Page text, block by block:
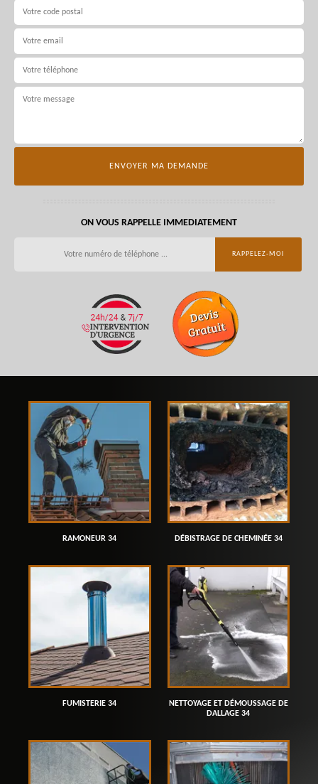
ON VOUS RAPPELLE IMMEDIATEMENT
RAMONEUR 34 DÉBISTRAGE DE CHEMINÉE 34
FUMISTERIE 34
NETTOYAGE ET DÉMOUSSAGE DE
DALLAGE 34